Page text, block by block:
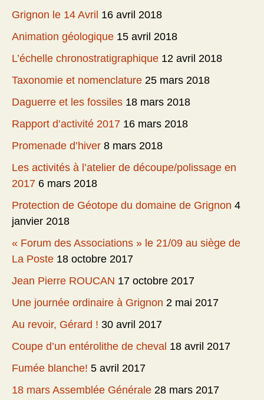
Grignon le 14 Avril 16 avril 2018
Animation géologique 15 avril 2018
L’échelle chronostratigraphique 12 avril 2018
Taxonomie et nomenclature 25 mars 2018
Daguerre et les fossiles 18 mars 2018
Rapport d’activité 2017 16 mars 2018
Promenade d’hiver 8 mars 2018
Les activités à l’atelier de découpe/polissage en
2017 6 mars 2018
Protection de Géotope du domaine de Grignon 4
janvier 2018
« Forum des Associations » le 21/09 au siège de
La Poste 18 octobre 2017
Jean Pierre ROUCAN 17 octobre 2017
Une journée ordinaire à Grignon 2 mai 2017
Au revoir, Gérard ! 30 avril 2017
Coupe d’un entérolithe de cheval 18 avril 2017
Fumée blanche! 5 avril 2017
18 mars Assemblée Générale 28 mars 2017